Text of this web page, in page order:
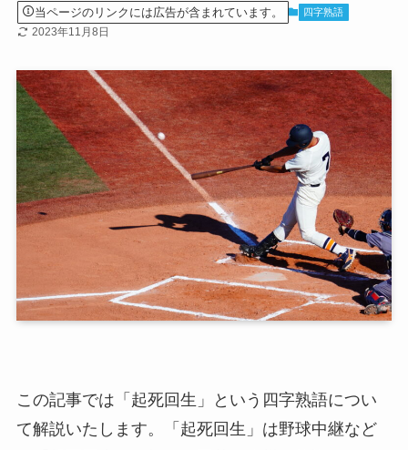
当ページのリンクには広告が含まれています。 四字熟語
2023年11月8日
この記事では「起死回生」という四字熟語につい
て解説いたします。「起死回生」は野球中継など